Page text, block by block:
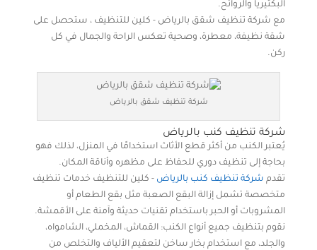
البكتيريا والروائح.
مع شركة تنظيف شقق بالرياض - كلين للتنظيف ، ستحصل على
شقة نظيفة، معطرة، وصحية تعكس الراحة والجمال في كل
ركن.
شركة تنظيف شقق بالرياض
شركة تنظيف كنب بالرياض
يُعتبر الكنب من أكثر قطع الأثاث استخدامًا في المنزل، لذلك فهو
بحاجة إلى تنظيف دوري للحفاظ على مظهره وأناقة المكان.
تقدم شركة تنظيف كنب بالرياض - كلين للتنظيف خدمات تنظيف
متخصصة تشمل إزالة البقع الصعبة مثل بقع الطعام أو
المشروبات أو الحبر باستخدام تقنيات حديثة وآمنة على الأقمشة.
نقوم بتنظيف جميع أنواع الكنب: القماش، المخملي، الشامواه،
والجلد، مع استخدام بخار ساخن لتعقيم الألياف والتخلص من